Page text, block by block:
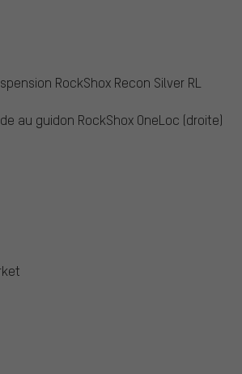
RockShox Recon Silver RL
au guidon RockShox OneLoc (droite)